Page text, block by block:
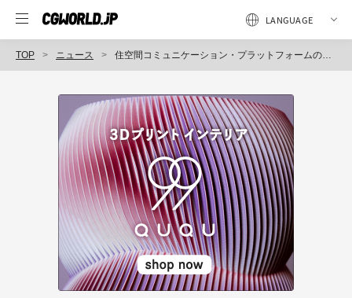
TOP ニュース 住空間コミュニケーション・プラットフォームの「ROOV」、Web VR最高水準画質の新バージョンを2023年2月より提供開始（スタイルポート）